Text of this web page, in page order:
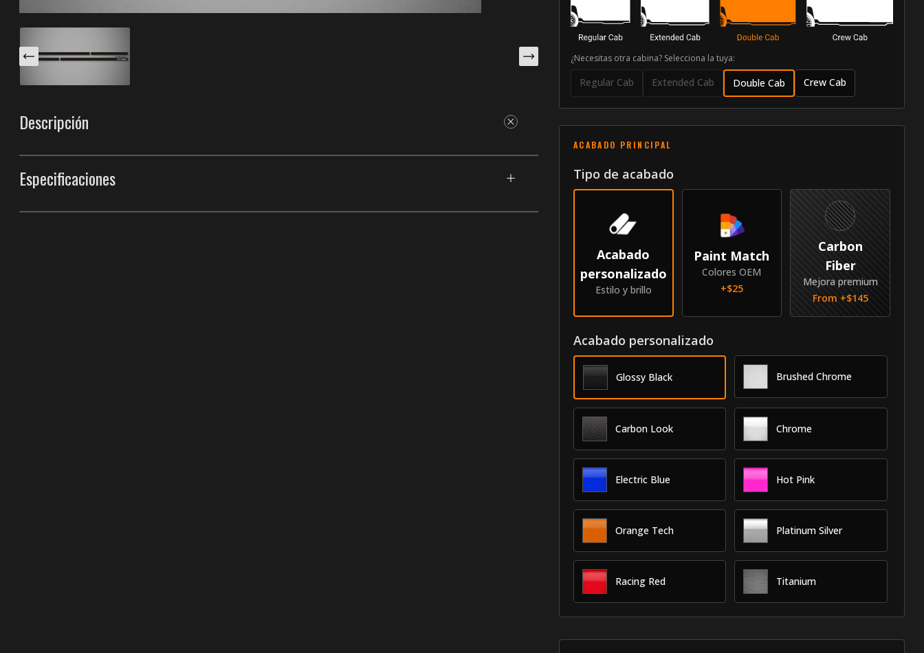
Descripción
Estas molduras Azure S están diseñadas específicamente para su Chevrolet Silverado 1500 (Double
para crear un aspecto único. Fabricadas con nuestro proceso único que les otorga la mejor
Especificaciones
Body Side Moldings
¿Necesitas otra cabina? Selecciona la tuya:
Regular Cab Extended Cab Double Cab Crew Cab
ACABADO PRINCIPAL
Tipo de acabado
Acabado
personalizado
Estilo y brillo
Paint Match
Colores OEM
+$25
Carbon
Fiber
Mejora premium
From +$145
Acabado personalizado
Glossy Black Brushed Chrome
Carbon Look Chrome
Electric Blue Hot Pink
Orange Tech Platinum Silver
Racing Red Titanium